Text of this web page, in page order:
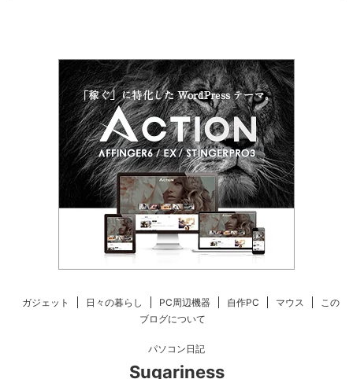
ガジェット 日々の暮らし PC周辺機器 自作PC マウス
この
ブログについて
パソコン日記
Sugariness